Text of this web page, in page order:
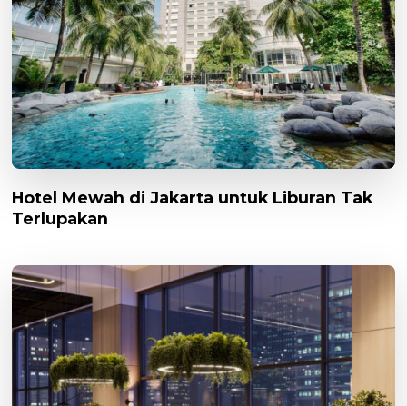
Hotel Mewah di Jakarta untuk Liburan Tak
Terlupakan